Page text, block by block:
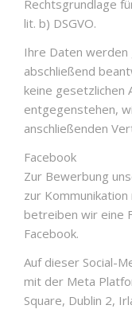
Rechtsgrundlage
lit. b) DSGVO.
Ihre Daten
abschließend
keine gesetzlichen
entgegenstehen,
anschließenden
Facebook
Zur Bewerbung
zur
betreiben wir eine
Facebook.
Auf dieser Social-
mit der Meta
Square, Dublin 2,